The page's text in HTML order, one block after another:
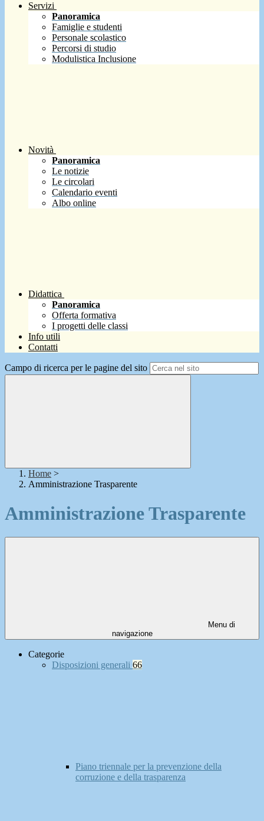
Servizi
Panoramica
Famiglie e studenti
Personale scolastico
Percorsi di studio
Modulistica Inclusione
Novità
Panoramica
Le notizie
Le circolari
Calendario eventi
Albo online
Didattica
Panoramica
Offerta formativa
I progetti delle classi
Info utili
Contatti
Campo di ricerca per le pagine del sito
Home >
Amministrazione Trasparente
Amministrazione Trasparente
Menu di
navigazione
Categorie
Disposizioni generali 66
Piano triennale per la prevenzione della
corruzione e della trasparenza